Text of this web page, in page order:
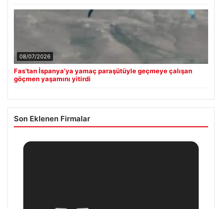
08/07/2026
Fas’tan İspanya’ya yamaç paraşütüyle geçmeye çalışan
göçmen yaşamını yitirdi
Son Eklenen Firmalar